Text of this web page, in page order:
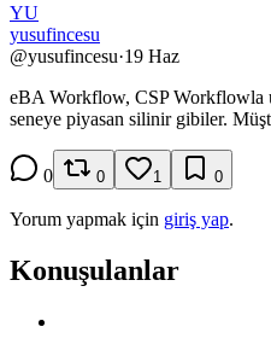
YU
yusufincesu
@yusufincesu·19 Haz
eBA Workflow, CSP Workflowla
seneye piyasan silinir gibiler.
0 0 1 0
Yorum yapmak için giriş yap.
Konuşulanlar